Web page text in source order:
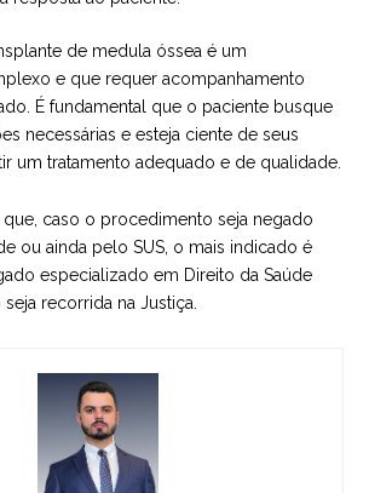
de medula óssea é um
e que requer acompanhamento
É fundamental que o paciente busque
necessárias e esteja ciente de seus
um tratamento adequado e de qualidade.
que, caso o procedimento seja negado
ou ainda pelo SUS, o mais indicado é
especializado em Direito da Saúde
recorrida na Justiça.